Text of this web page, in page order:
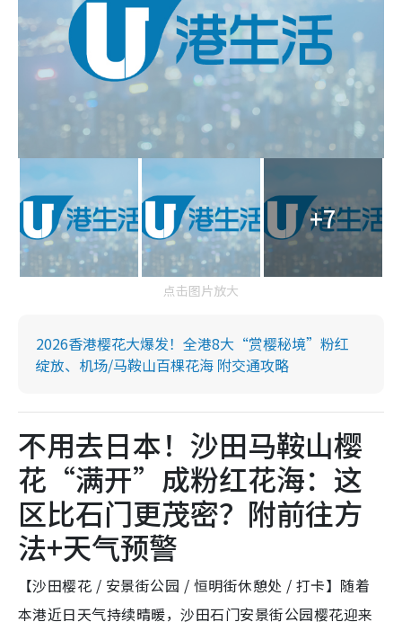
+7
点击图片放大
2026香港樱花大爆发！全港8大“赏樱秘境”粉红
绽放、机场/马鞍山百棵花海 附交通攻略
不用去日本！沙田马鞍山樱
花“满开”成粉红花海：这
区比石门更茂密？附前往方
法+天气预警
【沙田樱花 / 安景街公园 / 恒明街休憩处 / 打卡】随着
本港近日天气持续晴暖，沙田石门安景街公园樱花迎来